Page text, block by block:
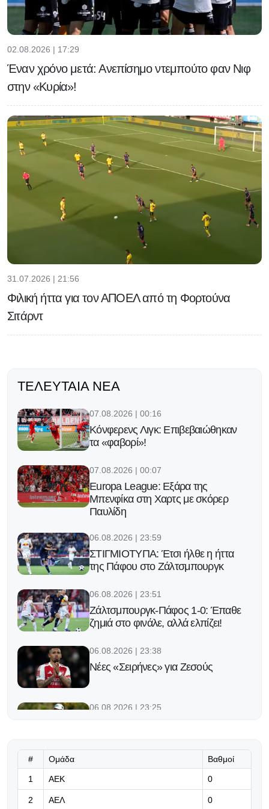
02.08.2026 | 17:29
Έναν χρόνο μετά: Ανεπίσημο ντεμπούτο φαν Νιφ
στην «Κυρία»!
31.07.2026 | 21:56
Φιλική ήττα για τον ΑΠΟΕΛ από τη Φορτούνα
Σιτάρντ
ΤΕΛΕΥΤΑΊΑ ΝΈΑ
07.08.2026 | 00:16
Κόνφερενς Λιγκ: Επιβεβαιώθηκαν
τα «φαβορί»!
07.08.2026 | 00:07
Europa League: Εξάρα της
Μπενφίκα στη Χαρτς με σκόρερ
Παυλίδη
06.08.2026 | 23:59
ΣΤΙΓΜΙΟΤΥΠΑ: Έτσι ήλθε η ήττα
της Πάφου στο Ζάλτσμπουργκ
06.08.2026 | 23:51
Ζάλτσμπουργκ-Πάφος 1-0: Έπαθε
ζημιά στο φινάλε, αλλά ελπίζει!
06.08.2026 | 23:38
Νέες «Σειρήνες» για Ζεσούς
06.08.2026 | 23:25
«Μπορούμε να βασιστούμε σε
όλους τους παίκτες μας»
# Ομάδα Βαθμοί
1 ΑΕΚ 0
2 ΑΕΛ 0